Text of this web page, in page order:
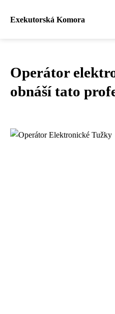
Exekutorská Komora
Operátor
obnáší tato